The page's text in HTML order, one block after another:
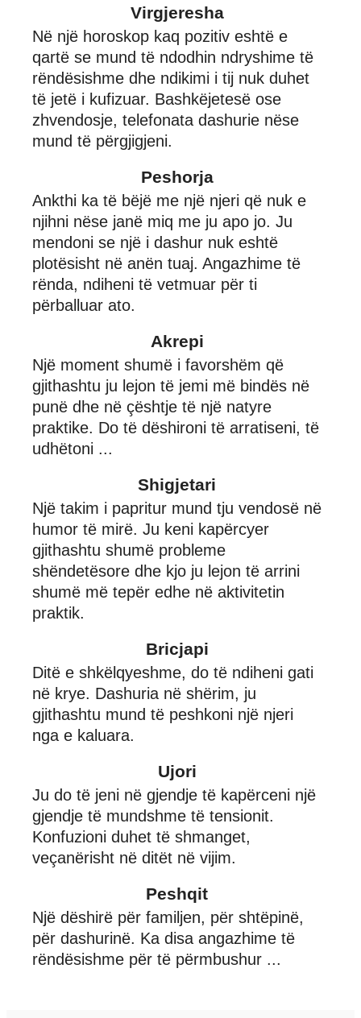
Virgjeresha
Në një horoskop kaq pozitiv eshtë e
qartë se mund të ndodhin ndryshime të
rëndësishme dhe ndikimi i tij nuk duhet
të jetë i kufizuar. Bashkëjetesë ose
zhvendosje, telefonata dashurie nëse
mund të përgjigjeni.
Peshorja
Ankthi ka të bëjë me një njeri që nuk e
njihni nëse janë miq me ju apo jo. Ju
mendoni se një i dashur nuk eshtë
plotësisht në anën tuaj. Angazhime të
rënda, ndiheni të vetmuar për ti
përballuar ato.
Akrepi
Një moment shumë i favorshëm që
gjithashtu ju lejon të jemi më bindës në
punë dhe në çështje të një natyre
praktike. Do të dëshironi të arratiseni, të
udhëtoni ...
Shigjetari
Një takim i papritur mund tju vendosë në
humor të mirë. Ju keni kapërcyer
gjithashtu shumë probleme
shëndetësore dhe kjo ju lejon të arrini
shumë më tepër edhe në aktivitetin
praktik.
Bricjapi
Ditë e shkëlqyeshme, do të ndiheni gati
në krye. Dashuria në shërim, ju
gjithashtu mund të peshkoni një njeri
nga e kaluara.
Ujori
Ju do të jeni në gjendje të kapërceni një
gjendje të mundshme të tensionit.
Konfuzioni duhet të shmanget,
veçanërisht në ditët në vijim.
Peshqit
Një dëshirë për familjen, për shtëpinë,
për dashurinë. Ka disa angazhime të
rëndësishme për të përmbushur ...